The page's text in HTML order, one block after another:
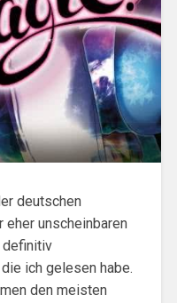
deutschen
eher unscheinbaren
ich gelesen habe.
den meisten